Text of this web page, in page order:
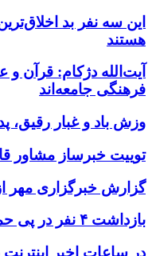
هستند
آیت‌الله دژکام: قرآن
فرهنگی جامعه‌اند
وزش باد و غبار رقیق،
توییت خبرساز مشاور
گزارش خبرگزاری مهر
بازداشت ۴ نفر در پی حمله به فرمانداری فسا
در ساعات اخیر